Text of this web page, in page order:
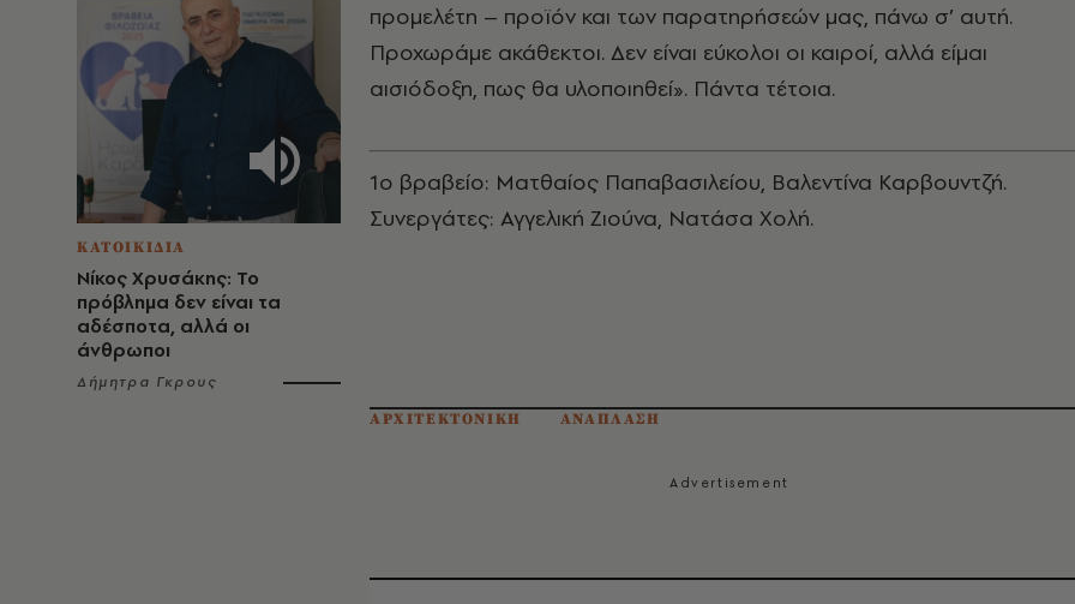
ΚΑΤΟΙΚΙΔΙΑ
Νίκος Χρυσάκης: Το
πρόβλημα δεν είναι τα
αδέσποτα, αλλά οι
άνθρωποι
Δήμητρα Γκρους
προμελέτη – προϊόν και των παρατηρήσεών μας, πάνω σ’ αυτή.
Προχωράμε ακάθεκτοι. Δεν είναι εύκολοι οι καιροί, αλλά είμαι
αισιόδοξη, πως θα υλοποιηθεί». Πάντα τέτοια.
1ο βραβείο: Ματθαίος Παπαβασιλείου, Βαλεντίνα Καρβουντζή.
Συνεργάτες: Αγγελική Ζιούνα, Νατάσα Χολή.
ΑΡΧΙΤΕΚΤΟΝΙΚΗ ΑΝΑΠΛΑΣΗ